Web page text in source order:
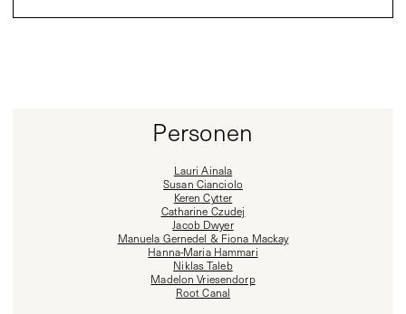
Personen
Lauri Ainala
Susan Cianciolo
Keren Cytter
Catharine Czudej
Jacob Dwyer
Manuela Gernedel & Fiona Mackay
Hanna-Maria Hammari
Niklas Taleb
Madelon Vriesendorp
Root Canal